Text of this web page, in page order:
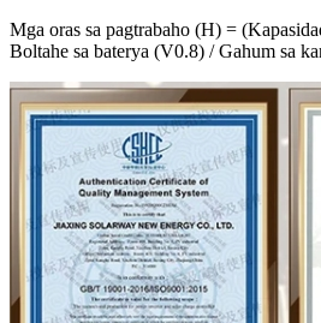
Mga oras sa pagtrabaho (H) =
Boltahe sa baterya (V0.8) / Gahum sa